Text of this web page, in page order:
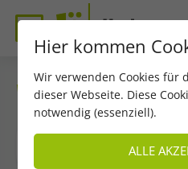
Willkommen auf
Hast du schon unser
Klick dich
Hier kommen
Wir verwenden Cookies für
dieser Webseite. Diese
notwendig (essenziell).
ALLE